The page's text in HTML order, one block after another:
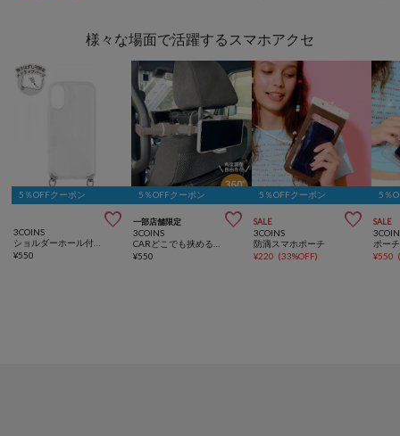
様々な場面で活躍するスマホアクセ
5％OFFクーポン

3COINS
¥550
5％OFFクーポン
一部店舗限定 
3COINS
¥550
5％OFFクーポン
SALE 
3COINS
防滴スマホポーチ
¥220 (33%OFF)
5％
SALE
¥550